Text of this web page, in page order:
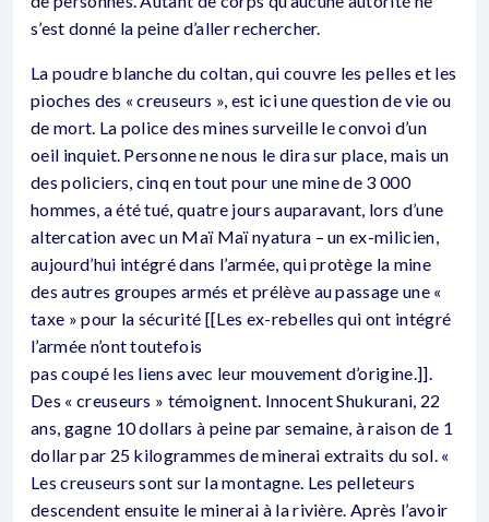
s’est donné la peine d’aller rechercher.
La poudre blanche du coltan, qui couvre les pelles et les
pioches des « creuseurs », est ici une question de vie ou
de mort. La police des mines surveille le convoi d’un
oeil inquiet. Personne ne nous le dira sur place, mais un
des policiers, cinq en tout pour une mine de 3 000
hommes, a été tué, quatre jours auparavant, lors d’une
altercation avec un Maï Maï nyatura – un ex-milicien,
aujourd’hui intégré dans l’armée, qui protège la mine
des autres groupes armés et prélève au passage une «
taxe » pour la sécurité [[Les ex-rebelles qui ont intégré
l’armée n’ont toutefois
pas coupé les liens avec leur mouvement d’origine.]].
Des « creuseurs » témoignent. Innocent Shukurani, 22
ans, gagne 10 dollars à peine par semaine, à raison de 1
dollar par 25 kilogrammes de minerai extraits du sol. «
Les creuseurs sont sur la montagne. Les pelleteurs
descendent ensuite le minerai à la rivière. Après l’avoir